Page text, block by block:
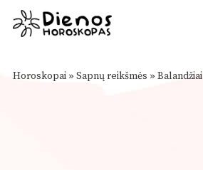
Horoskopai » Sapnų reikšmės » Balandžiai